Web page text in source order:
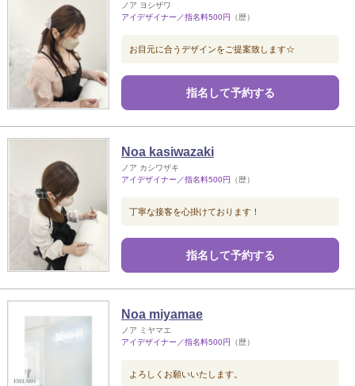
ノア ヨシザワ
アイデザイナー／指名料500円
（歴）
お目元に合うデザインをご提案致します☆
指名して予約する
Noa kasiwazaki
ノア カシワザキ
アイデザイナー／指名料500円
（歴）
丁寧な接客を心掛けております！
指名して予約する
Noa miyamae
ノア ミヤマエ
アイデザイナー／指名料500円
（歴）
よろしくお願いいたします。